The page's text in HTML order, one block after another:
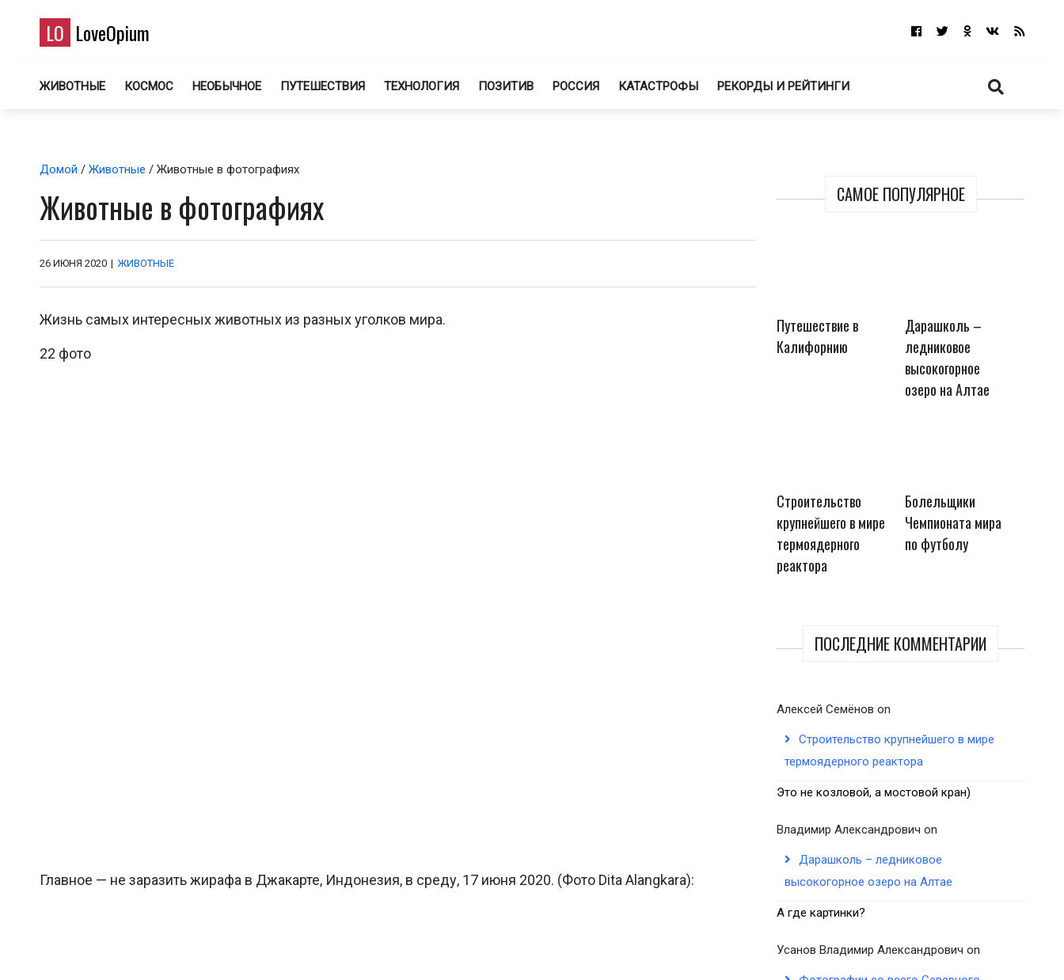
LO LoveOpium
ЖИВОТНЫЕ КОСМОС НЕОБЫЧНОЕ ПУТЕШЕСТВИЯ ТЕХНОЛОГИЯ ПОЗИТИВ РОССИЯ КАТАСТРОФЫ РЕКОРДЫ И РЕЙТИНГИ
САМОЕ ПОПУЛЯРНОЕ
Путешествие в
Калифорнию
Дарашколь –
ледниковое
высокогорное
озеро на Алтае
Строительство
крупнейшего в мире
термоядерного
реактора
Болельщики
Чемпионата мира
по футболу
ПОСЛЕДНИЕ КОММЕНТАРИИ
Алексей Семёнов on
Строительство крупнейшего в мире
термоядерного реактора
Это не козловой, а мостовой кран)
Владимир Александрович on
Дарашколь – ледниковое
высокогорное озеро на Алтае
А где картинки?
Усанов Владимир Александрович on
Домой / Животные / Животные в фотографиях
Животные в фотографиях
26 ИЮНЯ 2020 | ЖИВОТНЫЕ
Жизнь самых интересных животных из разных уголков мира.
22 фото
Главное — не заразить жирафа в Джакарте, Индонезия, в среду, 17 июня 2020. (Фото Dita Alangkara):